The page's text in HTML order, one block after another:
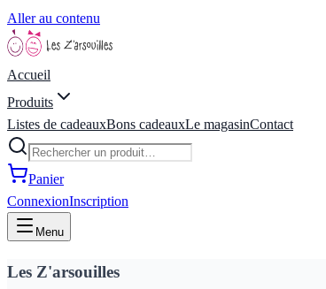
Aller au contenu
Accueil
Produits
Listes de cadeauxBons cadeauxLe magasinContact
Panier
ConnexionInscription
Menu
Les Z'arsouilles